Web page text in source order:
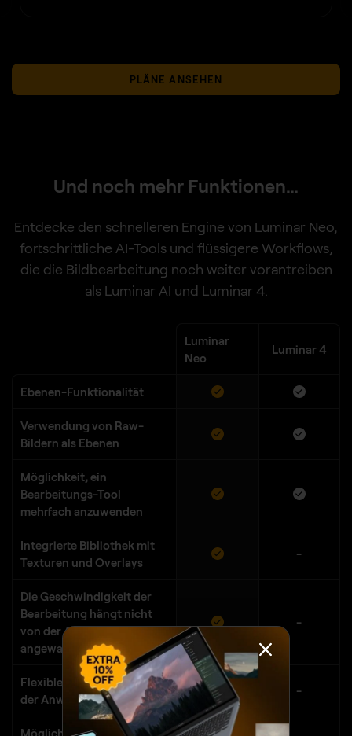
PLÄNE ANSEHEN
Und noch mehr Funktionen…
Entdecke den schnelleren Engine von Luminar Neo,
fortschrittliche AI-Tools und flüssigere Workflows,
die die Bildbearbeitung noch weiter vorantreiben
als Luminar AI und Luminar 4.
Luminar
Neo
Luminar 4
Ebenen-Funktionalität
Verwendung von Raw-
Bildern als Ebenen
Möglichkeit, ein
Bearbeitungs-Tool
mehrfach anzuwenden
Integrierte Bibliothek mit
Texturen und Overlays
-
Die Geschwindigkeit der
Bearbeitung hängt nicht
von der Anzahl der
angewandten Tools ab
-
Flexible Reihenfolge bei
der Anwendung der Tools
-
Möglichkeit, alle Ebenen